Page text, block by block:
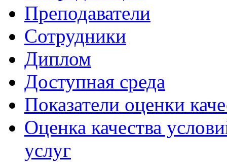
Преподаватели
Сотрудники
Диплом
Доступная среда
Показатели оценки
Оценка качества
услуг